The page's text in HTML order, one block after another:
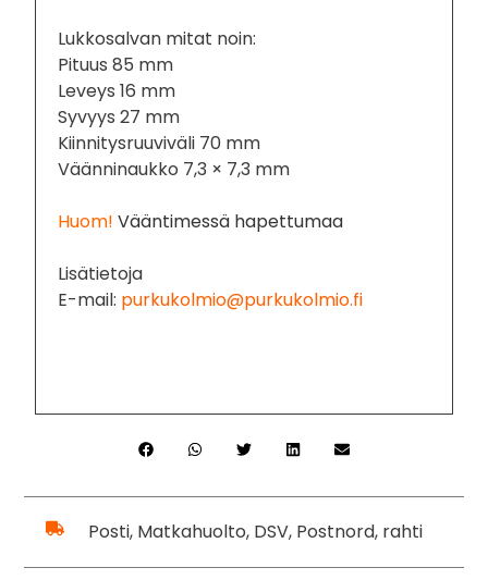
Lukkosalvan mitat noin:
Pituus 85 mm
Leveys 16 mm
Syvyys 27 mm
Kiinnitysruuviväli 70 mm
Väänninaukko 7,3 × 7,3 mm
Huom! Vääntimessä hapettumaa
Lisätietoja
E-mail: purkukolmio@purkukolmio.fi
Posti, Matkahuolto, DSV, Postnord, rahti